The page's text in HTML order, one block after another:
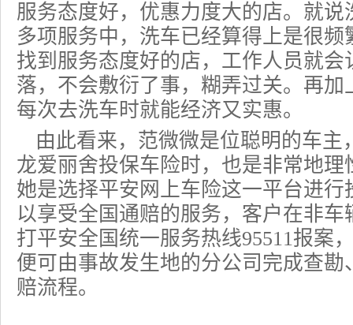
服务态度好，优惠力度大的店。就
多项服务中，洗车已经算得上是很
找到服务态度好的店，工作人员就
落，不会敷衍了事，糊弄过关。再
每次去洗车时就能经济又实惠。
由此看来，范微微是位聪明的车主
龙爱丽舍投保车险时，也是非常地
她是选择平安网上车险这一平台进行
以享受全国通赔的服务，客户在非
打平安全国统一服务热线95511报案
便可由事故发生地的分公司完成查
赔流程。